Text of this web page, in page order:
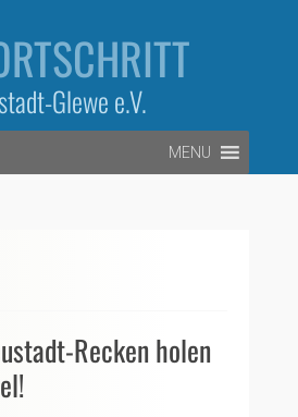
Glewe e.V.
MENU
Recken holen